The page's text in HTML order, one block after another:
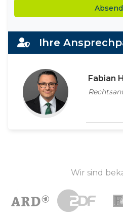
Alternative:
Ihre
Fabian
Wir sind